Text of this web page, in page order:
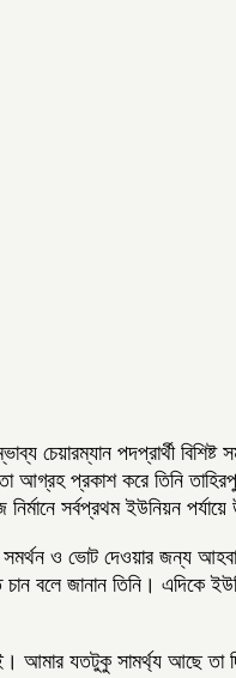
পদপ্রার্থী
প্রকাশ করে তিনি
সর্বপ্রথম ইউনিয়ন
ও ভোট দেওয়ার জন্য
বলে জানান তিনি। এদিকে
যতটুকু সামর্থ্য আছে তা